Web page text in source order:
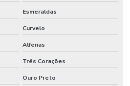
Esmeraldas
Curvelo
Alfenas
Três Corações
Ouro Preto